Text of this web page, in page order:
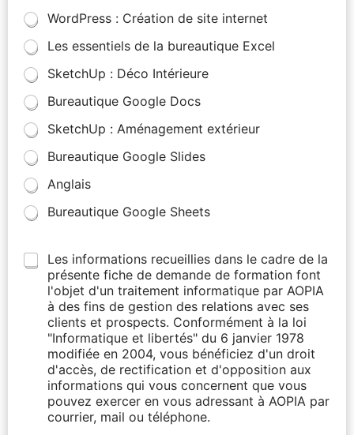
WordPress : Création de site internet
Les essentiels de la bureautique Excel
SketchUp : Déco Intérieure
Bureautique Google Docs
SketchUp : Aménagement extérieur
Bureautique Google Slides
Anglais
Bureautique Google Sheets
Les informations recueillies dans le cadre de la
présente fiche de demande de formation font
l'objet d'un traitement informatique par AOPIA
à des fins de gestion des relations avec ses
clients et prospects. Conformément à la loi
"Informatique et libertés" du 6 janvier 1978
modifiée en 2004, vous bénéficiez d'un droit
d'accès, de rectification et d'opposition aux
informations qui vous concernent que vous
pouvez exercer en vous adressant à AOPIA par
courrier, mail ou téléphone.